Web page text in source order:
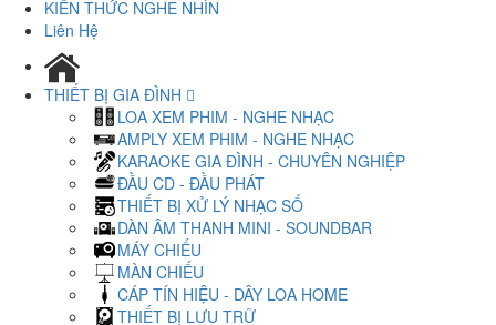
KIẾN THỨC NGHE NHÌN
Liên Hệ
THIẾT BỊ GIA ĐÌNH
LOA XEM PHIM - NGHE NHẠC
AMPLY XEM PHIM - NGHE NHẠC
KARAOKE GIA ĐÌNH - CHUYÊN NGHIỆP
ĐẦU CD - ĐẦU PHÁT
THIẾT BỊ XỬ LÝ NHẠC SỐ
DÀN ÂM THANH MINI - SOUNDBAR
MÁY CHIẾU
MÀN CHIẾU
CÁP TÍN HIỆU - DÂY LOA HOME
THIẾT BỊ LƯU TRỮ